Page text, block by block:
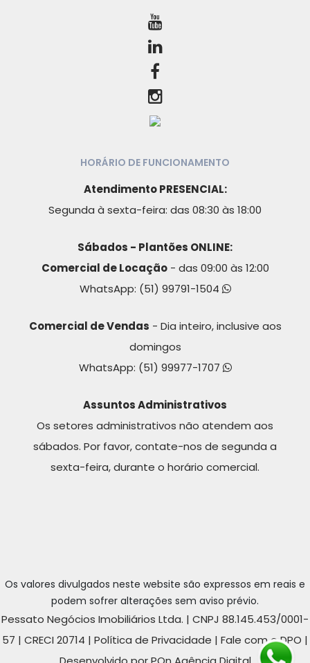
HORÁRIO DE FUNCIONAMENTO
Atendimento PRESENCIAL:
Segunda à sexta-feira: das 08:30 às 18:00
Sábados - Plantões ONLINE:
Comercial de Locação- das 09:00 às 12:00
WhatsApp: (51) 99791-1504
Comercial de Vendas - Dia inteiro, inclusive aos
domingos
WhatsApp: (51) 99977-1707
Assuntos Administrativos
Os setores administrativos não atendem aos
sábados. Por favor, contate-nos de segunda a
sexta-feira, durante o horário comercial.
Os valores divulgados neste website são expressos em reais e
podem sofrer alterações sem aviso prévio.
Pessato Negócios Imobiliários Ltda. | CNPJ 88.145.453/0001-
57 | CRECI 20714 | Política de Privacidade | Fale com o DPO |